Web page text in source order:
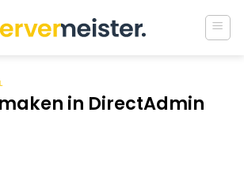
in DirectAdmin